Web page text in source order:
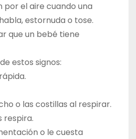
por el aire cuando una
estornuda o tose.
que un bebé tiene
estos signos:
o las costillas al respirar.
respira.
o le cuesta